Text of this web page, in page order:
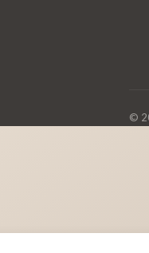
©